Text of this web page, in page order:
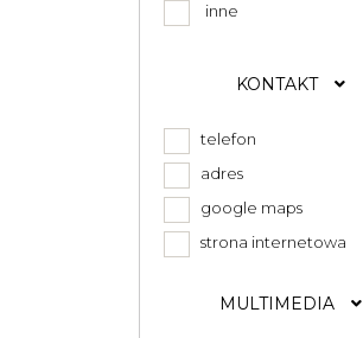
inne
KONTAKT
telefon
adres
google maps
strona internetowa
MULTIMEDIA